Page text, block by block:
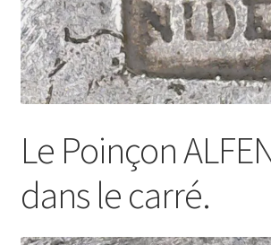
Le Poinçon
dans le carré.